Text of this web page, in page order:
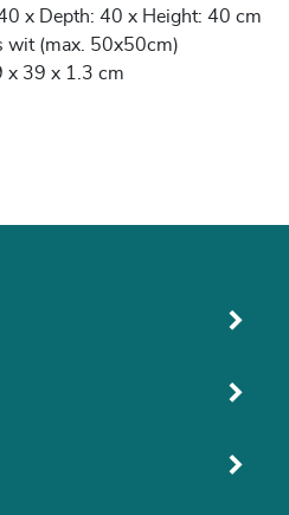
x Depth: 40 x Height: 40 cm
wit (max. 50x50cm)
x 39 x 1.3 cm